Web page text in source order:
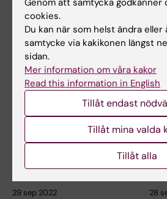
baserade på aktuell
forskning
När AI-tjänsten Sundi nu
lanseras i Sverige får
användarna individanpassat…
29 sep 2022 28
cookies.
Du kan när som helst ändra
samtycke via kakikonen längst
sidan.
Mer information om våra kakor
Read this information in English
Tillåt endast
Tillåt mina valda
Tillåt alla